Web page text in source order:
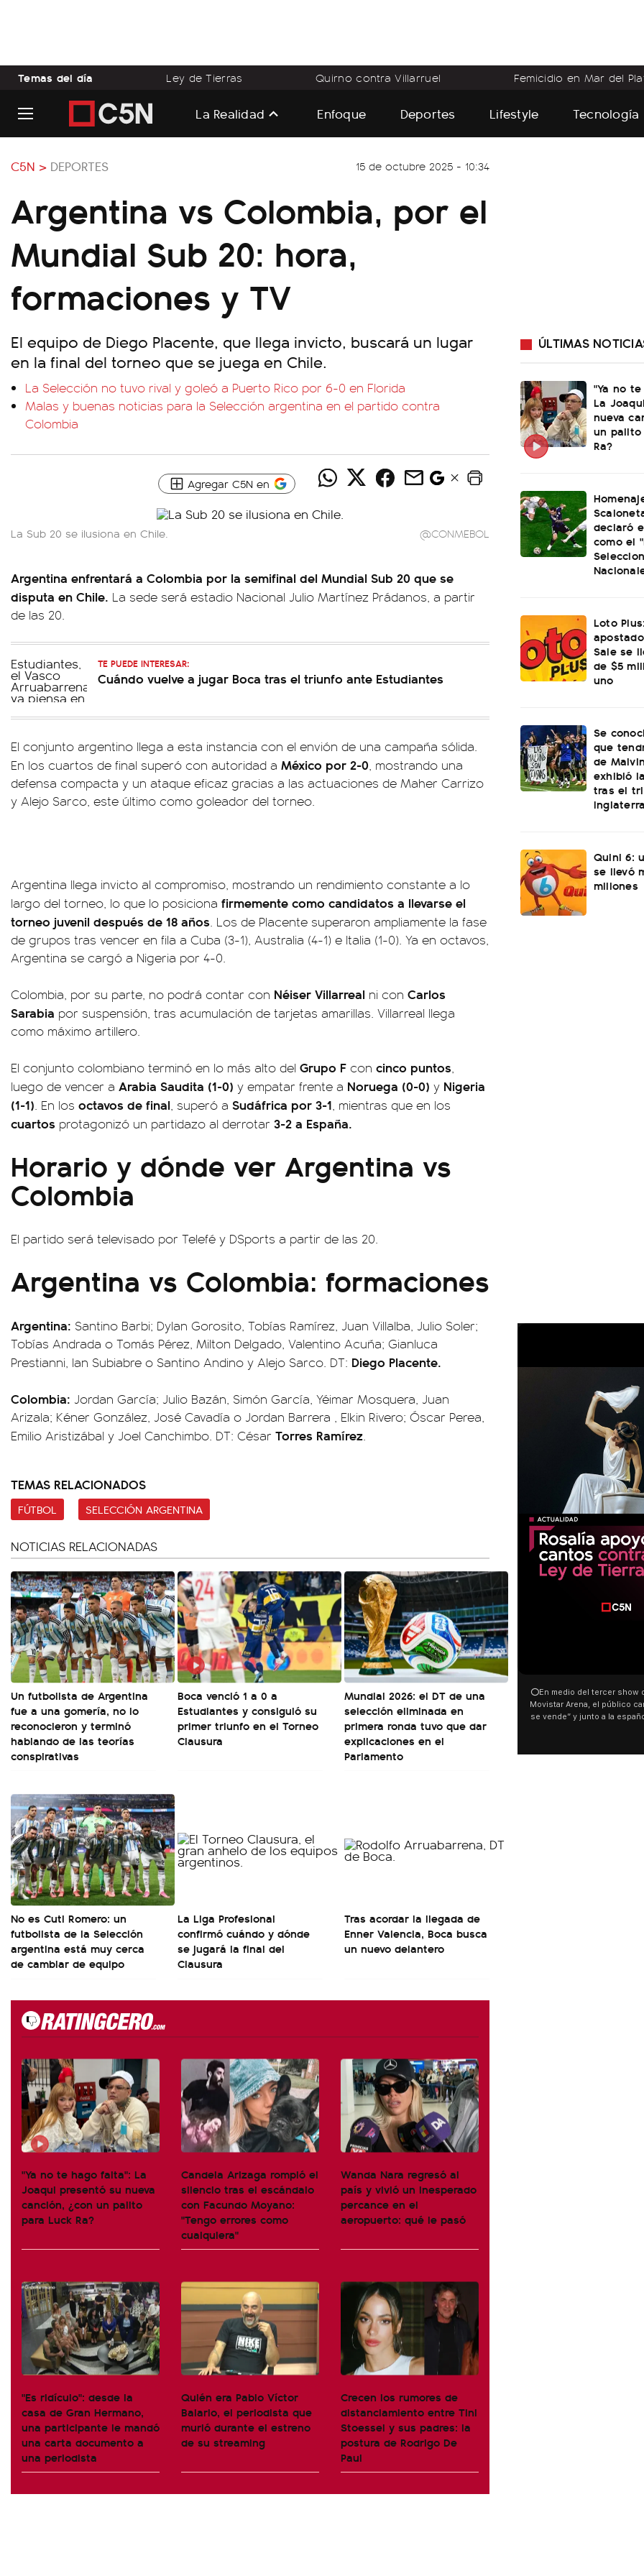
Temas del día Ley de Tierras Quirno contra Villarruel Femicidio en Mar del
La Realidad Enfoque Deportes Lifestyle Tecnología
C5N > DEPORTES 15 de octubre 2025 - 10:34
Argentina vs Colombia, por el
Mundial Sub 20: hora,
formaciones y TV
El equipo de Diego Placente, que llega invicto, buscará un lugar
en la final del torneo que se juega en Chile.
La Selección no tuvo rival y goleó a Puerto Rico por 6-0 en Florida
Malas y buenas noticias para la Selección argentina en el partido contra
Colombia
Agregar C5N en
La Sub 20 se ilusiona en Chile. @CONMEBOL
Argentina enfrentará a Colombia por la semifinal del Mundial Sub 20 que se
disputa en Chile. La sede será estadio Nacional Julio Martínez Prádanos, a partir
de las 20.
TE PUEDE INTERESAR:
Cuándo vuelve a jugar Boca tras el triunfo ante Estudiantes
El conjunto argentino llega a esta instancia con el envión de una campaña sólida.
En los cuartos de final superó con autoridad a México por 2-0, mostrando una
defensa compacta y un ataque eficaz gracias a las actuaciones de Maher Carrizo
y Alejo Sarco, este último como goleador del torneo.
Argentina llega invicto al compromiso, mostrando un rendimiento constante a lo
largo del torneo, lo que lo posiciona firmemente como candidatos a llevarse el
torneo juvenil después de 18 años. Los de Placente superaron ampliamente la fase
de grupos tras vencer en fila a Cuba (3-1), Australia (4-1) e Italia (1-0). Ya en octavos,
Argentina se cargó a Nigeria por 4-0.
Colombia, por su parte, no podrá contar con Néiser Villarreal ni con Carlos
Sarabia por suspensión, tras acumulación de tarjetas amarillas. Villarreal llega
como máximo artillero.
El conjunto colombiano terminó en lo más alto del Grupo F con cinco puntos,
luego de vencer a Arabia Saudita (1-0) y empatar frente a Noruega (0-0) y Nigeria
(1-1). En los octavos de final, superó a Sudáfrica por 3-1, mientras que en los
cuartos protagonizó un partidazo al derrotar 3-2 a España.
Horario y dónde ver Argentina vs
Colombia
El partido será televisado por Telefé y DSports a partir de las 20.
Argentina vs Colombia: formaciones
Argentina: Santino Barbi; Dylan Gorosito, Tobías Ramírez, Juan Villalba, Julio Soler;
Tobías Andrada o Tomás Pérez, Milton Delgado, Valentino Acuña; Gianluca
Prestianni, Ian Subiabre o Santino Andino y Alejo Sarco. DT: Diego Placente.
Colombia: Jordan García; Julio Bazán, Simón García, Yéimar Mosquera, Juan
Arizala; Kéner González, José Cavadía o Jordan Barrera , Elkin Rivero; Óscar Perea,
Emilio Aristizábal y Joel Canchimbo. DT: César Torres Ramírez.
TEMAS RELACIONADOS
FÚTBOL SELECCIÓN ARGENTINA
NOTICIAS RELACIONADAS
Un futbolista de Argentina
fue a una gomería, no lo
reconocieron y terminó
hablando de las teorías
conspirativas
Boca venció 1 a 0 a
Estudiantes y consiguió su
primer triunfo en el Torneo
Clausura
Mundial 2026: el DT de una
selección eliminada en
primera ronda tuvo que dar
explicaciones en el
Parlamento
No es Cuti Romero: un
futbolista de la Selección
argentina está muy cerca
de cambiar de equipo
La Liga Profesional
confirmó cuándo y dónde
se jugará la final del
Clausura
Tras acordar la llegada de
Enner Valencia, Boca busca
un nuevo delantero
"Ya no te hago falta": La
Joaqui presentó su nueva
canción, ¿con un palito
para Luck Ra?
Candela Arizaga rompió el
silencio tras el escándalo
con Facundo Moyano:
"Tengo errores como
cualquiera"
Wanda Nara regresó al
país y vivió un inesperado
percance en el
aeropuerto: qué le pasó
"Es ridículo": desde la
casa de Gran Hermano,
una participante le mandó
una carta documento a
una periodista
Quién era Pablo Víctor
Balario, el periodista que
murió durante el estreno
de su streaming
Crecen los rumores de
distanciamiento entre Tini
Stoessel y sus padres: la
postura de Rodrigo De
Paul
ÚLTIMAS
"Ya no
La
nueva
un palito
Ra?
declaró
como el
Loto
Sale se
de $5
uno
Se
que
de
exhibió
tras el
Inglaterra
Quini 6:
se llevó
millones
⭕En medio del tercer show de
Movistar Arena, el público
se vende” y junto a la